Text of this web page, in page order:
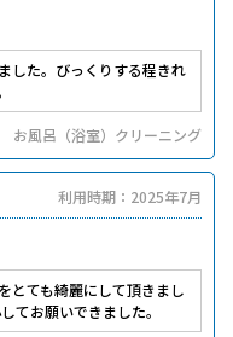
した。びっくりする程きれ
お風呂（浴室）クリーニング
利用時期：2025年7月
とても綺麗にして頂きまし
てお願いできました。